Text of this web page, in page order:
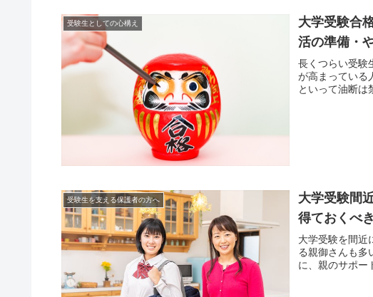
受験生としての心構え
大学受験合
活の準備・
長くつらい受験
が高まっている
といって油断は
受験生を支える保護者の方へ
大学受験間
得ておくべ
大学受験を間近
る親御さんも多
に、親のサポー